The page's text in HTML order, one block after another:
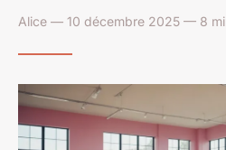
Alice — 10 décembre 2025 — 8